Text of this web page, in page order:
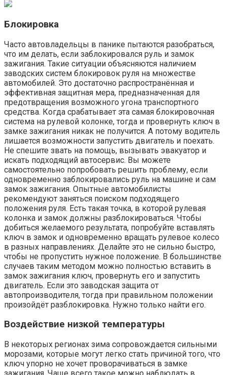
Блокировка
Часто автовладельцы в панике пытаются разобраться,
что им делать, если заблокировался руль и замок
зажигания. Такие ситуации объясняются наличием
заводских систем блокировок руля на множестве
автомобилей. Это достаточно распространённая и
эффективная защитная мера, предназначенная для
предотвращения возможного угона транспортного
средства. Когда срабатывает эта самая блокировочная
система на рулевой колонке, тогда и провернуть ключ в
замке зажигания никак не получится. А потому водитель
лишается возможности запустить двигатель и поехать.
Не спешите звать на помощь, вызывать эвакуатор и
искать подходящий автосервис. Вы можете
самостоятельно попробовать решить проблему, если
одновременно заблокировались руль на машине и сам
замок зажигания. Опытные автомобилисты
рекомендуют заняться поиском подходящего
положения руля. Есть такая точка, в которой рулевая
колонка и замок должны разблокироваться. Чтобы
добиться желаемого результата, попробуйте вставлять
ключ в замок и одновременно вращать рулевое колесо
в разных направлениях. Делайте это не сильно быстро,
чтобы не пропустить нужное положение. В большинстве
случаев таким методом можно полностью вставить в
замок зажигания ключ, провернуть его и запустить
двигатель. Если это заводская защита от
автопроизводителя, тогда при правильном положении
произойдёт разблокировка. Нужно только найти его.
Воздействие низкой температуры
В некоторых регионах зима сопровождается сильными
морозами, которые могут легко стать причиной того, что
ключ упорно не хочет проворачиваться в замке